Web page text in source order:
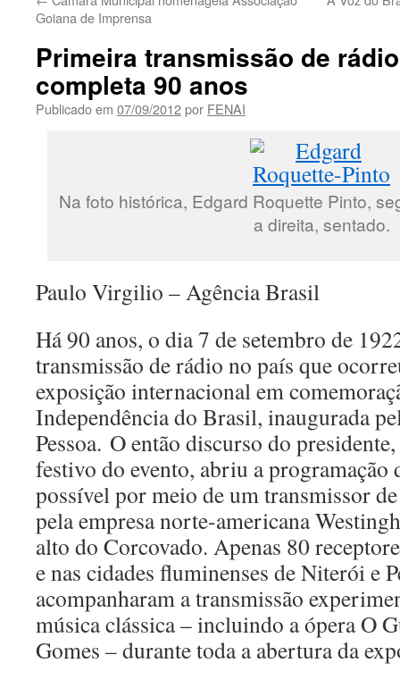
Goiana de Imprensa
Primeira transmissão de
completa 90 anos
Publicado em 07/09/2012por FENAI
Na foto histórica, Edgard Roquette Pinto,
a direita, sentado.
Paulo Virgilio – Agência Brasil
Há 90 anos, o dia 7 de setembro de
transmissão de rádio no país que
exposição internacional em
Independência do Brasil, inaugurada
Pessoa. O então discurso do
festivo do evento, abriu a programação
possível por meio de um transmissor
pela empresa norte-americana
alto do Corcovado. Apenas 80
e nas cidades fluminenses de Niterói e
acompanharam a transmissão
música clássica – incluindo a ópera O
Gomes – durante toda a abertura da